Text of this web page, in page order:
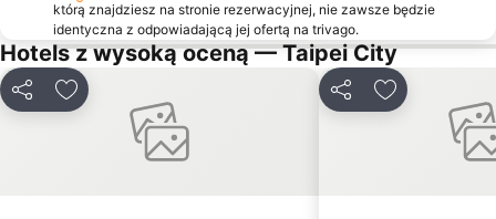
którą znajdziesz na stronie rezerwacyjnej, nie zawsze będzie
identyczna z odpowiadającą jej ofertą na trivago.
Hotels z wysoką oceną — Taipei City
UdostępnijDodaj do ulubionych UdostępnijDodaj do